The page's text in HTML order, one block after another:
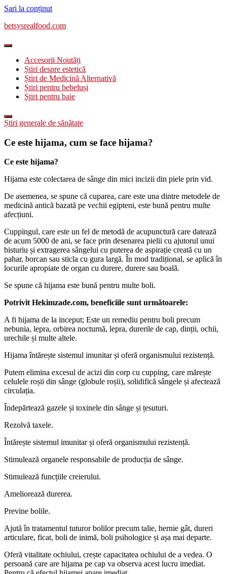
Sari la conținut
betsysrealfood.com
Accesorii Noutăți
Știri despre estetică
Știri de Medicină Alternativă
Știri pentru bebeluși
Știri pentru baie
Știri generale de sănătate
Ce este hijama, cum se face hijama?
Ce este hijama?
Hijama este colectarea de sânge din mici incizii din piele prin vid.
De asemenea, se spune că cuparea, care este una dintre metodele de
medicină antică bazată pe vechii egipteni, este bună pentru multe
afecțiuni.
Cuppingul, care este un fel de metodă de acupunctură care datează
de acum 5000 de ani, se face prin desenarea pielii cu ajutorul unui
bisturiu și extragerea sângelui cu puterea de aspirație creată cu un
pahar, borcan sau sticla cu gura largă. În mod tradițional, se aplică în
locurile apropiate de organ cu durere, durere sau boală.
Se spune că hijama este bună pentru multe boli.
Potrivit Hekimzade.com, beneficiile sunt următoarele:
A fi hijama de la inceput; Este un remediu pentru boli precum
nebunia, lepra, orbirea nocturnă, lepra, durerile de cap, dinții, ochii,
urechile și multe altele.
Hijama întărește sistemul imunitar și oferă organismului rezistență.
Putem elimina excesul de acizi din corp cu cupping, care mărește
celulele roșii din sânge (globule roșii), solidifică sângele și afectează
circulația.
Îndepărtează gazele și toxinele din sânge și țesuturi.
Rezolvă taxele.
Întărește sistemul imunitar și oferă organismului rezistență.
Stimulează organele responsabile de producția de sânge.
Stimulează funcțiile creierului.
Ameliorează durerea.
Previne bolile.
Ajută în tratamentul tuturor bolilor precum talie, hernie gât, dureri
articulare, ficat, boli de inimă, boli psihologice și așa mai departe.
Oferă vitalitate ochiului, crește capacitatea ochiului de a vedea. O
persoană care are hijama pe cap va observa acest lucru imediat.